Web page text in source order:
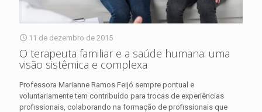
11 de dezembro de 2015
O terapeuta familiar e a saúde humana: uma
visão sistêmica e complexa
Professora Marianne Ramos Feijó sempre pontual e
voluntariamente tem contribuído para trocas de experiências
profissionais, colaborando na formação de profissionais que